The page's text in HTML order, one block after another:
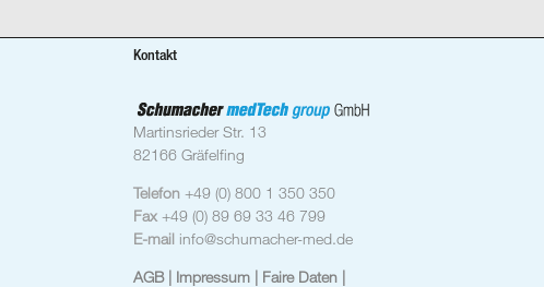
Kontakt
Martinsrieder Str. 13
82166 Gräfelfing
Telefon +49 (0) 800 1 350 350
Fax +49 (0) 89 69 33 46 799
E-mail info@schumacher-med.de
AGB | Impressum | Faire Daten |